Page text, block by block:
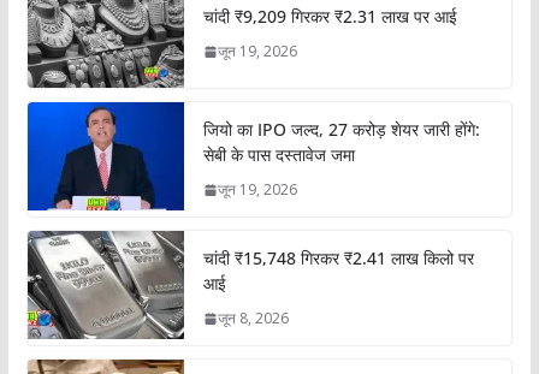
चांदी ₹9,209 गिरकर ₹2.31 लाख पर आई
जून 19, 2026
जियो का IPO जल्द, 27 करोड़ शेयर जारी होंगे:
सेबी के पास दस्तावेज जमा
जून 19, 2026
चांदी ₹15,748 गिरकर ₹2.41 लाख किलो पर
आई
जून 8, 2026